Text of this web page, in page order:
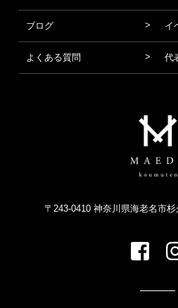
ブログ イ
よくある質問 代
〒243-0410 神奈川県海老名市